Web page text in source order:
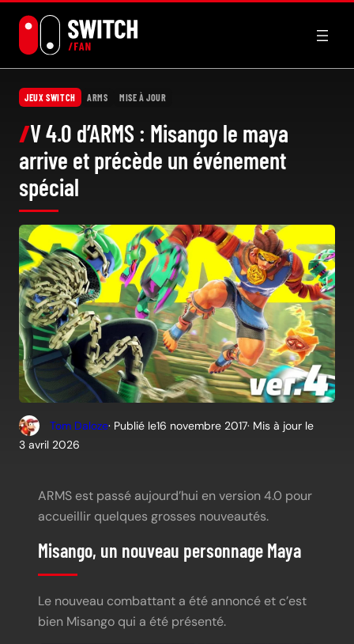
contenu
JEUX SWITCH ARMS MISE À JOUR
V 4.0 d’ARMS : Misango le maya
arrive et précède un événement
spécial
Tom Daloze· Publié le16 novembre 2017· Mis à jour le
3 avril 2026
ARMS est passé aujourd’hui en version 4.0 pour
accueillir quelques grosses nouveautés.
Misango, un nouveau personnage Maya
Le nouveau combattant a été annoncé et c’est
bien Misango qui a été présenté.